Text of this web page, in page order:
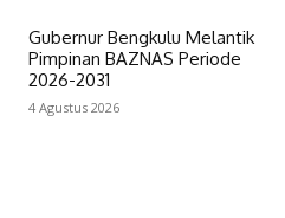
‎Gubernur Bengkulu Melantik
Pimpinan BAZNAS Periode
2026-2031
4 Agustus 2026